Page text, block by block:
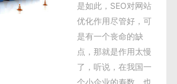
是如此，SEO对网站
优化作用尽管好，可
是有一个丧命的缺
点，那就是作用太慢
了，听说，在我国一
个小企业的寿数，也